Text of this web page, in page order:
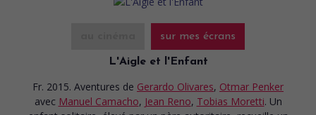
sur mes écrans
L'Aigle et l'Enfant
Fr. 2015. Aventures de Gerardo Olivares, Otmar Penker
avec Manuel Camacho, Jean Reno, Tobias Moretti. Un